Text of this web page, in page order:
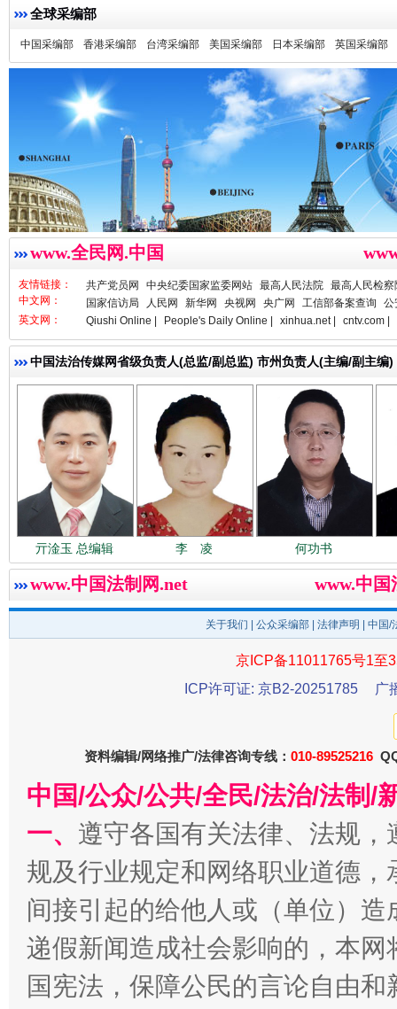
一枚“钉子”竟然扎入要害部门
雄关漫道展新颜 “
衣柜里的秘密 高速路
春天里的科技盛宴
全球采编部
中国采编部 香港采编部 台湾采编部 美国采编部 日本采编部 英国采编部
www.全民网.中国
友情链接：
中文网：
共产党员网 中央纪委国家监委网站 最高人民法院 最高人民检察
国家信访局
人民网 新华网 央视网 央广网 工信部备案查询
公
英文网：
Qiushi Online | People's Daily Online | xinhua.net | cntv.com |
中国法治传媒网省级负责人(总监/副总监) 市州负责人(主编/副主
李 凌 何功书
亓淦玉 总编辑 李 凌 何功书
www.中国法制网.net www.中
关于我们 公众采编部 法律声明 | 中国
京ICP备11011765号1至
ICP许可证: 京B2-20251785
广
资料编辑/网络推广/法律咨询专线： 010-89525216
中国/公众/公共/全民/法治/法制/
一、 遵守各国有关法律、法规
规及行业规定和网络职业道德
间接引起的给他人或（单位）
递假新闻造成社会影响的，本
国宪法，保障公民的言论自由